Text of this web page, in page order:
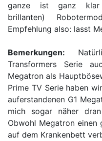
ganze ist ganz klar
brillanten)
Empfehlung also: lasst
Bemerkungen:
Transformers Serie
Megatron als
Prime TV Serie haben
auferstandenen G1
mich sogar näher
Obwohl Megatron
auf dem Krankenbett